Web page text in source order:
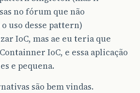
no fórum que não
uso desse pattern)
IoC, mas ae eu teria que
IoC, e essa aplicação
e pequena.
são bem vindas.